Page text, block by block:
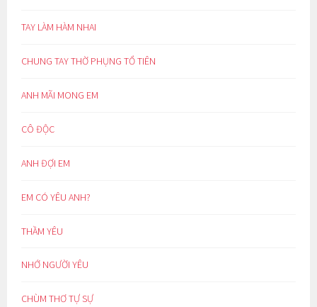
TAY LÀM HÀM NHAI
CHUNG TAY THỜ PHỤNG TỔ TIÊN
ANH MÃI MONG EM
CÔ ĐỘC
ANH ĐỢI EM
EM CÓ YÊU ANH?
THẦM YÊU
NHỚ NGƯỜI YÊU
CHÙM THƠ TỰ SỰ